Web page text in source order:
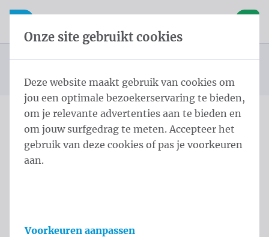
Inhoud overslaan
Taalkeuze overslaan
Open mobiele navigatie
U bevindt zich hier:
Standaard Beachvlag
Eco STD ECO STD M 260x60 cm Geen Polymesh
Eco STD ECO STD M
260x60 cm Geen Polymesh
Onze site gebruikt cookies
Deze website maakt gebruik van cookies om
jou een optimale bezoekerservaring te bieden,
om je relevante advertenties aan te bieden en
om jouw surfgedrag te meten. Accepteer het
gebruik van deze cookies of pas je voorkeuren
aan.
Voorkeuren aanpassen